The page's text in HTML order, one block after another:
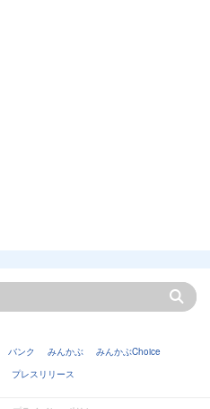
バンク みんかぶ
みんかぶChoice
プレスリリース